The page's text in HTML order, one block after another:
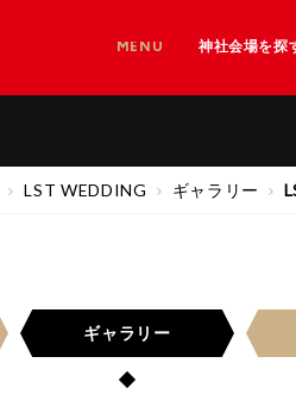
MENU 神社会場を探
LST WEDDING ギャラリー
ギャラリー